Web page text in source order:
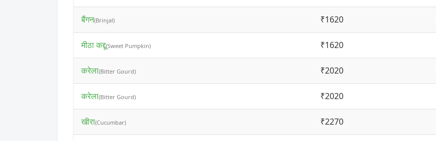
बैंगन(Brinjal) ₹1620
मीठा कद्दू(Sweet Pumpkin) ₹1620
करेला(Bitter Gourd) ₹2020
करेला(Bitter Gourd) ₹2020
खीरा(Cucumbar) ₹2270